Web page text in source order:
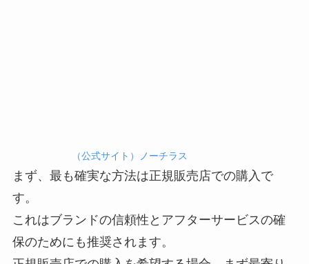
（公式サイト）ノーチラス
まず、最も確実な方法は正規販売店での購入で
す。
これはブランドの信頼性とアフターサービスの確
保のためにも推奨されます。